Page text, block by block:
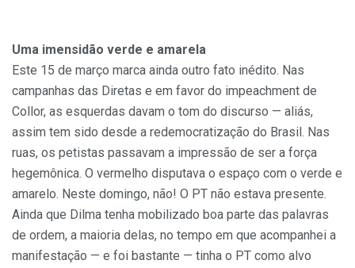
Uma imensidão verde e amarela
Este 15 de março marca ainda outro fato inédito. Nas
campanhas das Diretas e em favor do impeachment de
Collor, as esquerdas davam o tom do discurso — aliás,
assim tem sido desde a redemocratização do Brasil. Nas
ruas, os petistas passavam a impressão de ser a força
hegemônica. O vermelho disputava o espaço com o verde e
amarelo. Neste domingo, não! O PT não estava presente.
Ainda que Dilma tenha mobilizado boa parte das palavras
de ordem, a maioria delas, no tempo em que acompanhei a
manifestação — e foi bastante — tinha o PT como alvo